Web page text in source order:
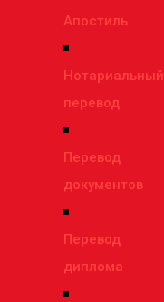
Апостиль
Нотариальный
перевод
Перевод
документов
Перевод
диплома